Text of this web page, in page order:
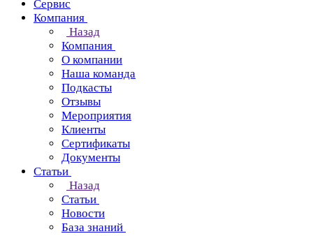
Сервис
Компания
Назад
Компания
О компании
Наша команда
Подкасты
Отзывы
Мероприятия
Клиенты
Сертификаты
Документы
Статьи
Назад
Статьи
Новости
База знаний